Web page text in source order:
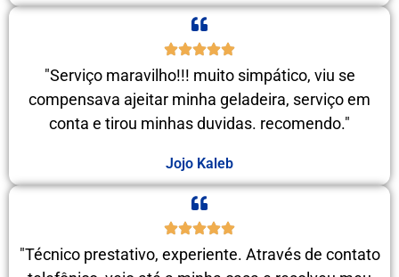
"Serviço maravilho!!! muito simpático, viu se
compensava ajeitar minha geladeira, serviço em
conta e tirou minhas duvidas. recomendo."
Jojo Kaleb
"Técnico prestativo, experiente. Através de contato